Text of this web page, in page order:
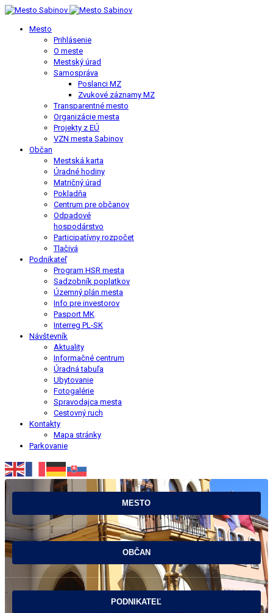
Mesto
Prihlásenie
O meste
Mestský úrad
Samospráva
Poslanci MZ
Zvukové záznamy MZ
Transparentné mesto
Organizácie mesta
Projekty z EÚ
VZN mesta Sabinov
Občan
Mestská karta
Úradné hodiny
Matričný úrad
Pokladňa
Centrum pre občanov
Odpadové
hospodárstvo
Participatívny rozpočet
Tlačivá
Podnikateľ
Program HSR mesta
Sadzobník poplatkov
Územný plán mesta
Info pre investorov
Pasport MK
Interreg PL-SK
Návštevník
Aktuality
Informačné centrum
Úradná tabuľa
Ubytovanie
Fotogalérie
Spravodajca mesta
Cestovný ruch
Kontakty
Mapa stránky
Parkovanie